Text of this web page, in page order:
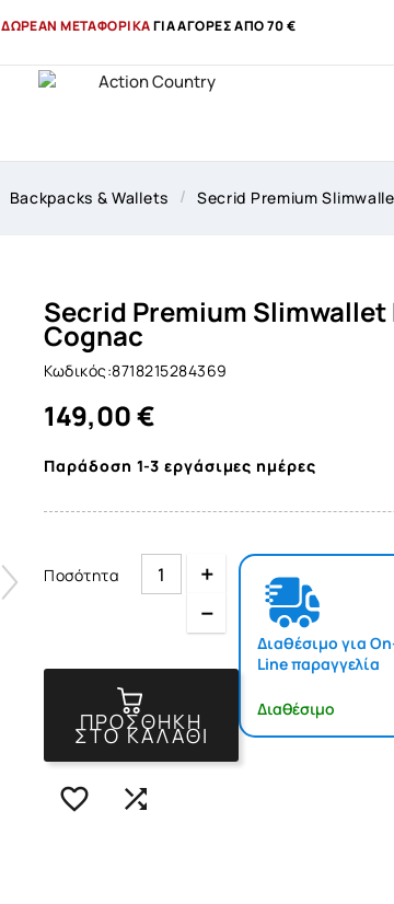
ΔΩΡΕΑΝ ΜΕΤΑΦΟΡΙΚΑΓΙΑ ΑΓΟΡΕΣ ΑΠΟ 70 €
Backpacks & Wallets Secrid Premium
Secrid Premium Slimwallet
Cognac
Κωδικός:8718215284369
149,00 €
Παράδοση 1-3 εργάσιμες ημέρες
Ποσότητα
Quantity
Quantity
ΠΡΟΣΘΉΚΗ
ΣΤΟ ΚΑΛΆΘΙ
 
Διαθέσιμο για
Line παραγγελία
Διαθέσιμο